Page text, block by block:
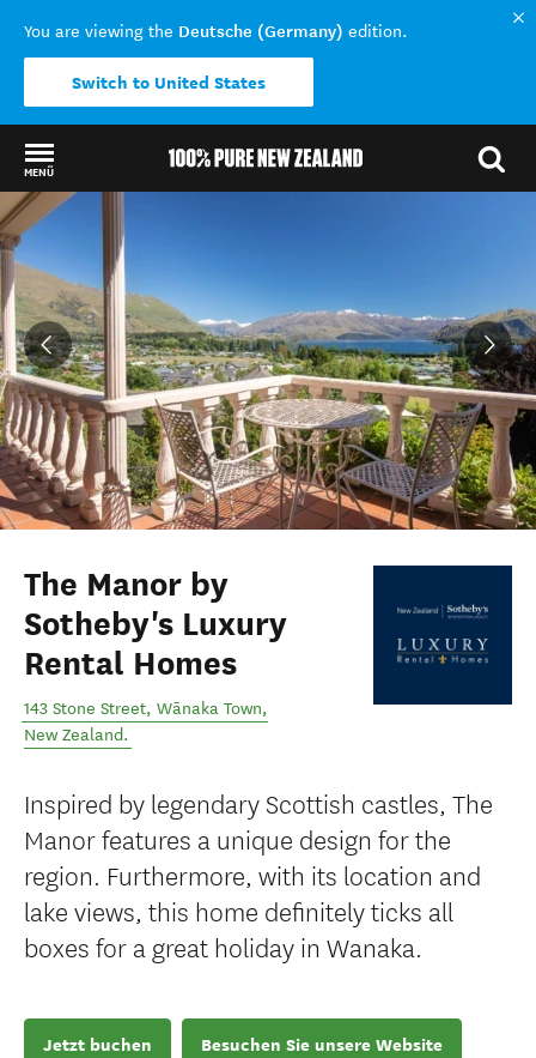
You are viewing the Deutsche (Germany) edition.
Switch to United States
MENÜ
Back to my results
The Manor by
Sotheby's Luxury
Rental Homes
143 Stone Street, Wānaka Town,
New Zealand.
Inspired by legendary Scottish castles, The
Manor features a unique design for the
region. Furthermore, with its location and
lake views, this home definitely ticks all
boxes for a great holiday in Wanaka.
Jetzt buchen Besuchen Sie unsere Website